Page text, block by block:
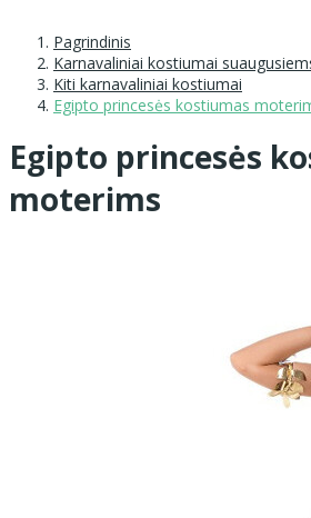
Pagrindinis
Karnavaliniai kostiumai
Kiti karnavaliniai kostiumai
Egipto princesės kostiumas
Egipto princesės
moterims